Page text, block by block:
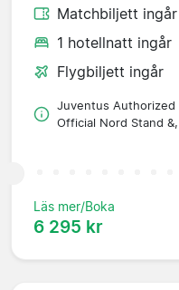
Matchbiljett ingår
1 hotellnatt ingår
Flygbiljett ingår
Juventus Authorized
Official Nord Stand
Läs mer/Boka
6 295 kr